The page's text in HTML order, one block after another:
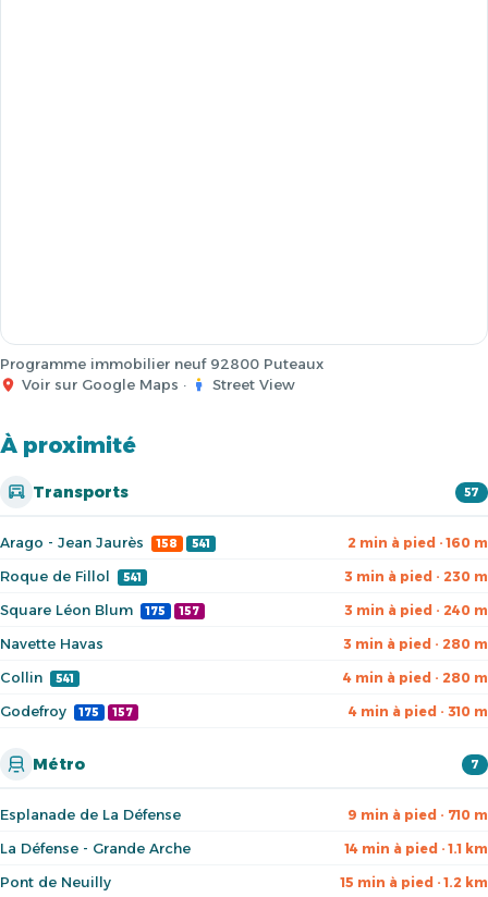
Programme immobilier neuf 92800 Puteaux
Voir sur Google Maps · Street View
À proximité
Transports 57
Arago - Jean Jaurès 158 541 2 min à pied · 160 m
Roque de Fillol 541 3 min à pied · 230 m
Square Léon Blum 175 157 3 min à pied · 240 m
Navette Havas 3 min à pied · 280 m
Collin 541 4 min à pied · 280 m
Godefroy 175 157 4 min à pied · 310 m
Métro 7
Esplanade de La Défense 9 min à pied · 710 m
La Défense - Grande Arche 14 min à pied · 1.1 km
Pont de Neuilly 15 min à pied · 1.2 km